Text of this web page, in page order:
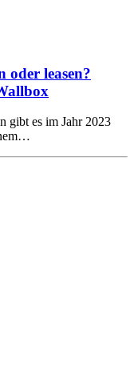
leasen?
gibt es im Jahr 2023